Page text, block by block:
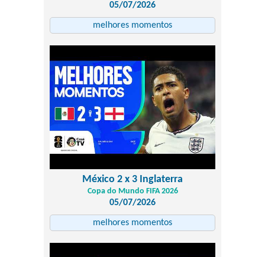
05/07/2026
melhores momentos
México 2 x 3 Inglaterra
Copa do Mundo FIFA 2026
05/07/2026
melhores momentos